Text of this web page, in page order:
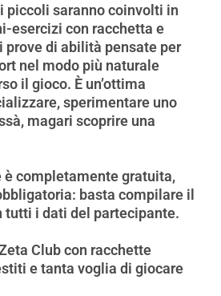
piccoli saranno coinvolti in
esercizi con racchetta e
prove di abilità pensate per
nel modo più naturale
il gioco. È un’ottima
sperimentare uno
magari scoprire una
è completamente gratuita,
basta compilare il
tutti i dati del partecipante.
Club con racchette
e tanta voglia di giocare